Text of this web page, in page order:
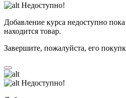
Недоступно!
Добавление курса недоступно
находится товар.
Завершите, пожалуйста, его
Недоступно!